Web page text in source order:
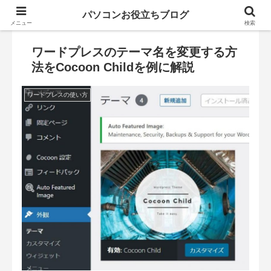
ワードプレスのテーマ名を変更する方
法をCocoon Childを例に解説
ワードプレスの使い方
メニュー
パソコンお役立ちブログ
検索